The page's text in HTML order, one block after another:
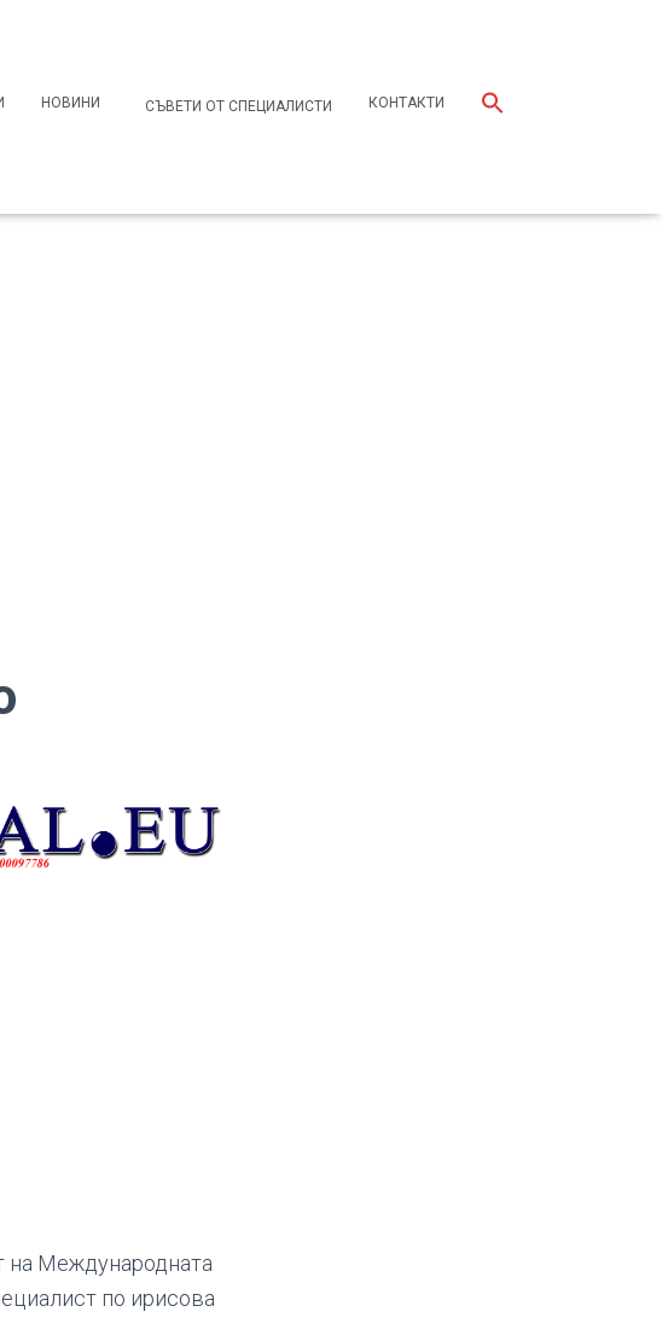
НОВИНИ СЪВЕТИ ОТ СПЕЦИАЛИСТИ КОНТАКТИ
на Международната
по ирисова